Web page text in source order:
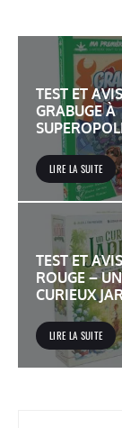
TEST ET
GRABUGE À
LIRE LA SUITE
TEST ET
ROUGE – UN
CURIEUX
LIRE LA SUITE